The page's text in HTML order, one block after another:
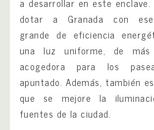
dotar a Granada con
grande de eficiencia
una luz uniforme, de
acogedora para los
apuntado. Además, también
que se mejore la
fuentes de la ciudad.